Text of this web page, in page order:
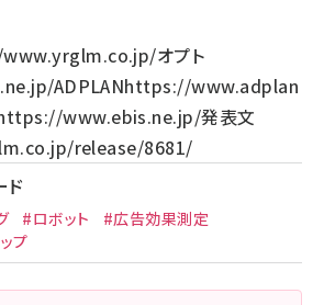
オプト
ADPLANhttps://www.adplan
www.ebis.ne.jp/発表文
release/8681/
ド
#ロボット
#広告効果測定
プ